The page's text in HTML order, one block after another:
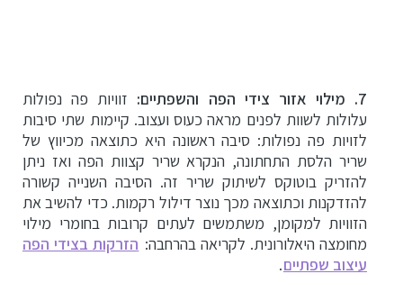
7. מילוי אזור צידי הפה והשפתיים:
זוויות פה נפולות
עלולות לשוות לפנים מראה כעוס ועצוב. קיימות שתי סיבות
לזויות פה נפולות: סיבה ראשונה היא כתוצאה מכיווץ של
שריר הלסת התחתונה, הנקרא שריר קצוות הפה ואז ניתן
להזריק בוטוקס לשיתוק שריר זה. הסיבה השנייה קשורה
להזדקנות וכתוצאה מכך נוצר דילול רקמות. כדי להשיב את
הזוויות למקומן, משתמשים לעתים קרובות בחומרי מילוי
מחומצה היאלורונית. לקריאה בהרחבה: הזרקות בצידי הפה
עיצוב שפתיים.